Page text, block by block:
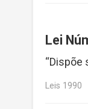
Lei
“Dispõe
Leis 1990